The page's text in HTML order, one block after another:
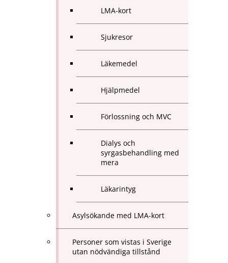
LMA-kort
Sjukresor
Läkemedel
Hjälpmedel
Förlossning och MVC
Dialys och
syrgasbehandling med
mera
Läkarintyg
Asylsökande med LMA-kort
Personer som vistas i Sverige
utan nödvändiga tillstånd